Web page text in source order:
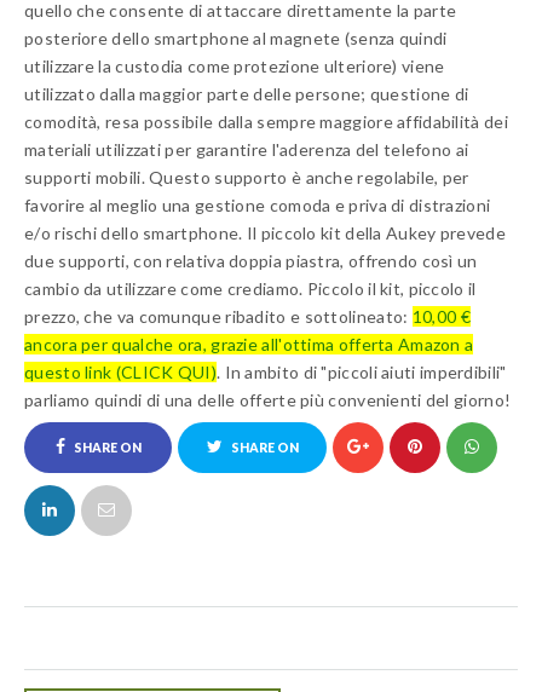
quello che consente di attaccare direttamente la parte
posteriore dello smartphone al magnete (senza quindi
utilizzare la custodia come protezione ulteriore) viene
utilizzato dalla maggior parte delle persone; questione di
comodità, resa possibile dalla sempre maggiore affidabilità dei
materiali utilizzati per garantire l'aderenza del telefono ai
supporti mobili. Questo supporto è anche regolabile, per
favorire al meglio una gestione comoda e priva di distrazioni
e/o rischi dello smartphone. Il piccolo kit della Aukey prevede
due supporti, con relativa doppia piastra, offrendo così un
cambio da utilizzare come crediamo. Piccolo il kit, piccolo il
prezzo, che va comunque ribadito e sottolineato: 10,00 €
ancora per qualche ora, grazie all'ottima offerta Amazon a
questo link (CLICK QUI). In ambito di "piccoli aiuti imperdibili"
parliamo quindi di una delle offerte più convenienti del giorno!
SHARE ON
FACEBOOK
SHARE ON